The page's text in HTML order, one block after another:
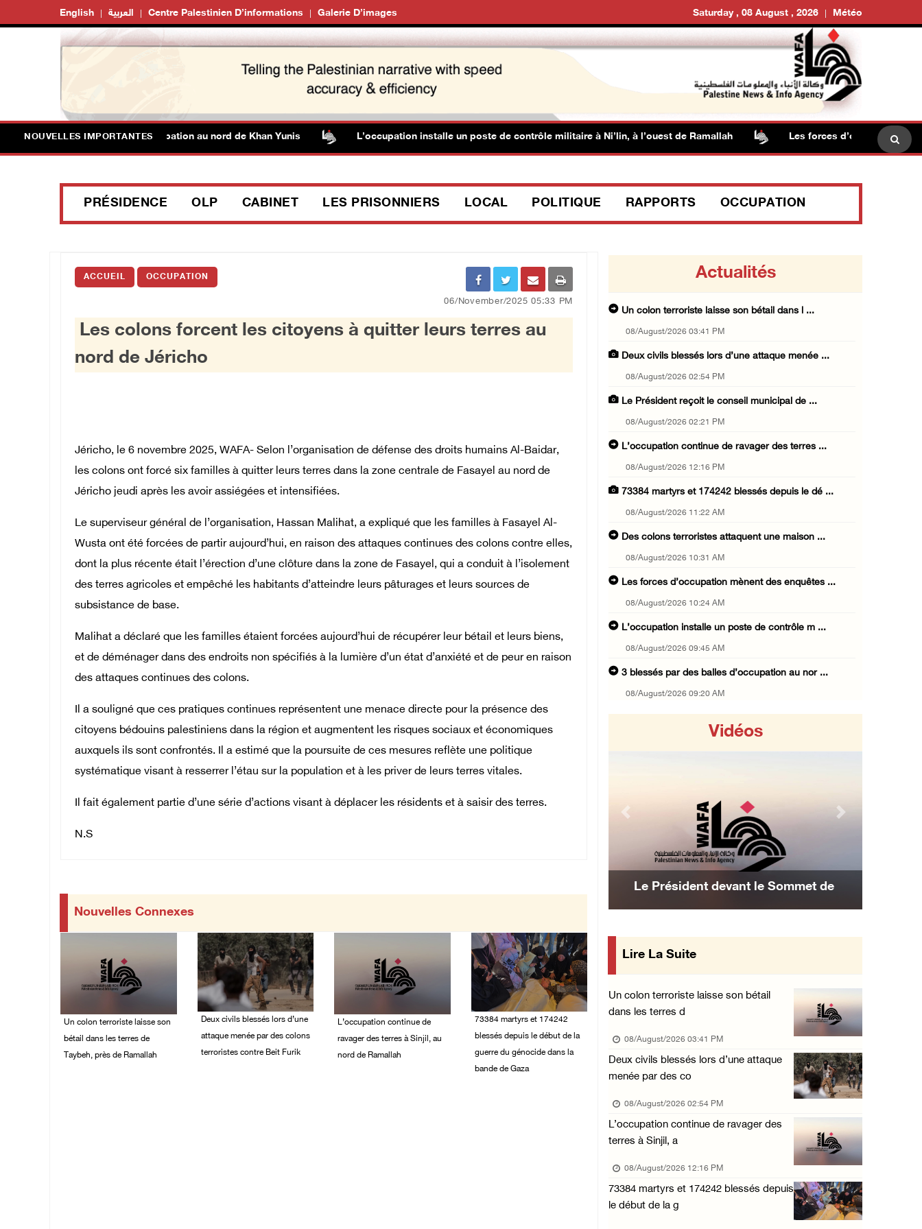
English العربية Centre Palestinien D’informations Galerie D’images Saturday , 08 August , 2026 Météo
NOUVELLES IMPORTANTES
3 blessés par des balles d’occupation au nord de Khan Yunis L’occupation installe un poste de contrôle militaire à Ni’lin, à l’ouest de Ramallah Les forces d’occupation
PRÉSIDENCE OLP CABINET LES PRISONNIERS LOCAL POLITIQUE RAPPORTS OCCUPATION
ACCUEIL OCCUPATION
06/November/2025 05:33 PM
Les colons forcent les citoyens à quitter leurs terres au
nord de Jéricho
Jéricho, le 6 novembre 2025, WAFA- Selon l’organisation de défense des droits humains Al-Baidar,
les colons ont forcé six familles à quitter leurs terres dans la zone centrale de Fasayel au nord de
Jéricho jeudi après les avoir assiégées et intensifiées.
Le superviseur général de l’organisation, Hassan Malihat, a expliqué que les familles à Fasayel Al-
Wusta ont été forcées de partir aujourd’hui, en raison des attaques continues des colons contre elles,
dont la plus récente était l’érection d’une clôture dans la zone de Fasayel, qui a conduit à l’isolement
des terres agricoles et empêché les habitants d’atteindre leurs pâturages et leurs sources de
subsistance de base.
Malihat a déclaré que les familles étaient forcées aujourd’hui de récupérer leur bétail et leurs biens,
et de déménager dans des endroits non spécifiés à la lumière d’un état d’anxiété et de peur en raison
des attaques continues des colons.
Il a souligné que ces pratiques continues représentent une menace directe pour la présence des
citoyens bédouins palestiniens dans la région et augmentent les risques sociaux et économiques
auxquels ils sont confrontés. Il a estimé que la poursuite de ces mesures reflète une politique
systématique visant à resserrer l’étau sur la population et à les priver de leurs terres vitales.
Il fait également partie d’une série d’actions visant à déplacer les résidents et à saisir des terres.
N.S
Nouvelles Connexes
Un colon terroriste laisse son
bétail dans les terres de
Taybeh, près de Ramallah
Deux civils blessés lors d’une
attaque menée par des colons
terroristes contre Beit Furik
L’occupation continue de
ravager des terres à Sinjil, au
nord de Ramallah
73384 martyrs et 174242
blessés depuis le début de la
guerre du génocide dans la
bande de Gaza
Actualités
Un colon terroriste laisse son bétail dans l ...
08/August/2026 03:41 PM
Deux civils blessés lors d’une attaque menée ...
08/August/2026 02:54 PM
Le Président reçoit le conseil municipal de ...
08/August/2026 02:21 PM
L’occupation continue de ravager des terres ...
08/August/2026 12:16 PM
73384 martyrs et 174242 blessés depuis le dé ...
08/August/2026 11:22 AM
Des colons terroristes attaquent une maison ...
08/August/2026 10:31 AM
Les forces d’occupation mènent des enquêtes ...
08/August/2026 10:24 AM
L’occupation installe un poste de contrôle m ...
08/August/2026 09:45 AM
3 blessés par des balles d’occupation au nor ...
08/August/2026 09:20 AM
07/August/2026 11:41 PM
Les forces israéliennes bloquent les accès à ...
07/August/2026 10:31 PM
Les forces d'occupation israéliennes entrave ...
Des colons attaquent des maisons palestinien ...
07/August/2026 07:27 PM
Suite au renouvellement de l'interdiction de ...
07/August/2026 06:47 PM
La présidence salue le lancement par l'Arabi ...
07/August/2026 06:39 PM
Naplouse : Attaque des forces d'occupation e ...
07/August/2026 06:14 PM
La présidence palestinienne salue l’accord d ...
07/August/2026 05:38 PM
Vidéos
Le Président devant le Sommet de
mise en œuvre des décisions du Conseil
Central concernant les relations avec
Previous Next
Lire La Suite
Un colon terroriste laisse son bétail
dans les terres d
08/August/2026 03:41 PM
Deux civils blessés lors d’une attaque
menée par des co
08/August/2026 02:54 PM
L’occupation continue de ravager des
terres à Sinjil, a
08/August/2026 12:16 PM
73384 martyrs et 174242 blessés depuis
le début de la g